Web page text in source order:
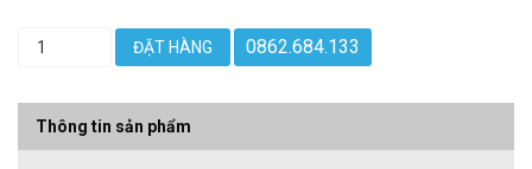
ĐẶT HÀNG 0862.684.133
Thông tin sản phẩm